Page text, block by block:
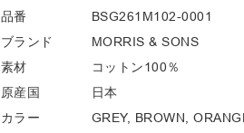
品番
BSG261M102-0001
ブランド
MORRIS & SONS
素材
コットン100％
原産国
日本
カラー
GREY, BROWN,